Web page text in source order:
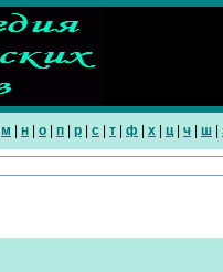
м н о п р с т ф х ц| ч ш